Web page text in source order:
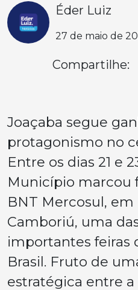
Éder Luiz
27 de maio de
Compartilhe:
Joaçaba segue
protagonismo no
Entre os dias 21 e
Município marcou
BNT Mercosul,
Camboriú, uma
importantes feiras
Brasil. Fruto de
estratégica entre a